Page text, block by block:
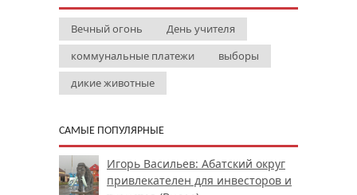
Вечный огонь
День учителя
коммунальные платежи
выборы
дикие животные
САМЫЕ ПОПУЛЯРНЫЕ
Игорь Васильев: Абатский округ
привлекателен для инвесторов и